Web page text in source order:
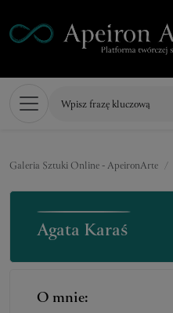
Galeria Sztuki Online - ApeironArte
Agata Karaś
O mnie: